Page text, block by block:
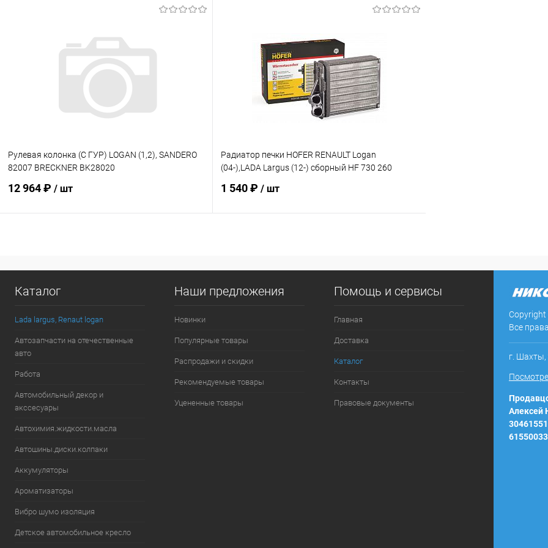
Купить в 1 клик Сравнение
В наличии
Купить в 1 клик Сравнение
В избранное Под заказ
Рулевая колонка (С ГУР) LOGAN (1,2), SANDERO
82007 BRECKNER BK28020
12 964 ₽ / шт
Купить в 1 клик Сравнение
В избранное
Радиатор печки HOFER RENAULT Logan
(04-),LADA Largus (12-) сборный HF 730 260
1 540 ₽ / шт
Купить в 1 клик Сравнение
В избранное В наличии
Каталог
Lada largus, Renaut logan
Автозапчасти на отечественные
авто
Работа
Автомобильный декор и
акссесуары
Автохимия.жидкости.масла
Автошины.диски.колпаки
Аккумуляторы
Ароматизаторы
Вибро шумо изоляция
Детское автомобильное кресло
Наши предложения
Новинки
Популярные товары
Распродажи и скидки
Рекомендуемые товары
Уцененные товары
Помощь и сервисы
Главная
Доставка
Каталог
Контакты
Правовые документы
Все
г. Шахты,
Алексей